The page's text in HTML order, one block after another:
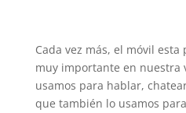
Cada vez más, el móvil
muy importante en nuestra
usamos para hablar,
que también lo usamos